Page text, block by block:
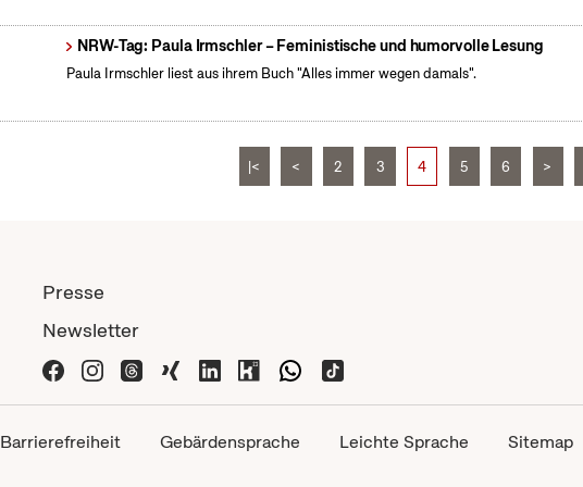
NRW-Tag: Paula Irmschler – Feministische und humorvolle Lesung
Paula Irmschler liest aus ihrem Buch "Alles immer wegen damals".
|< < 2 3 4 5 6 >
Presse
Newsletter
Barrierefreiheit Gebärdensprache Leichte Sprache Sitemap